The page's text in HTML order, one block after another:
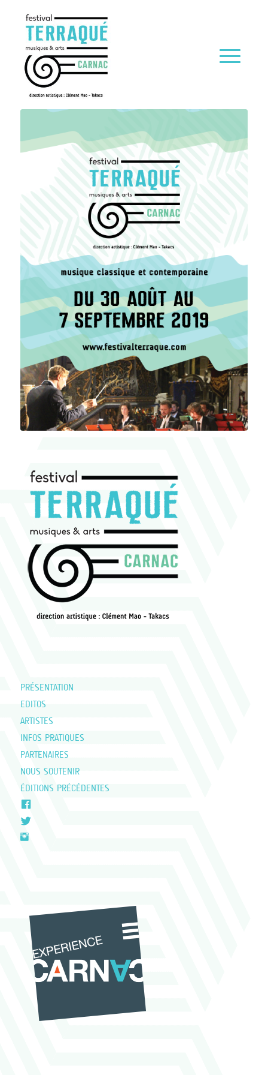
PRÉSENTATION
EDITOS
ARTISTES
INFOS PRATIQUES
PARTENAIRES
NOUS SOUTENIR
ÉDITIONS PRÉCÉDENTES
INSTAGRAM